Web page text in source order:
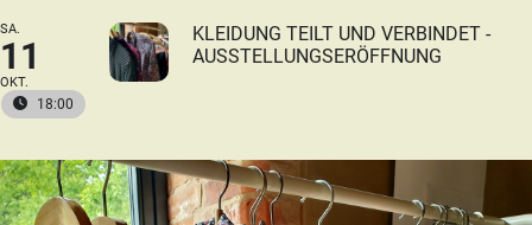
SA.
11
OKT.
18:00
KLEIDUNG TEILT UND VERBINDET -
AUSSTELLUNGSERÖFFNUNG